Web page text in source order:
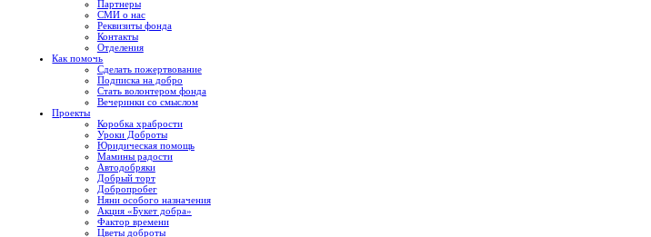
Партнеры
СМИ о нас
Реквизиты фонда
Контакты
Отделения
Как помочь
Сделать пожертвование
Подписка на добро
Стать волонтером фонда
Вечеринки со смыслом
Проекты
Коробка храбрости
Уроки Доброты
Юридическая помощь
Мамины радости
Автодобряки
Добрый торт
Добропробег
Няни особого назначения
Акция «Букет добра»
Фактор времени
Цветы доброты